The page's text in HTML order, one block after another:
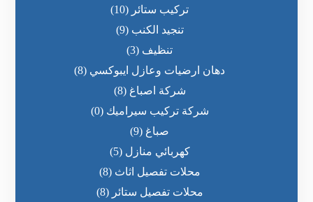
تركيب ستائر (10)
تنجيد الكنب (9)
تنظيف (3)
دهان ارضيات وعازل ايبوكسي (8)
شركة اصباغ (8)
شركة تركيب سيراميك (0)
صباغ (9)
كهربائي منازل (5)
محلات تفصيل اثاث (8)
محلات تفصيل ستائر (8)